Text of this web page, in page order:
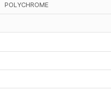
POLYCHROME